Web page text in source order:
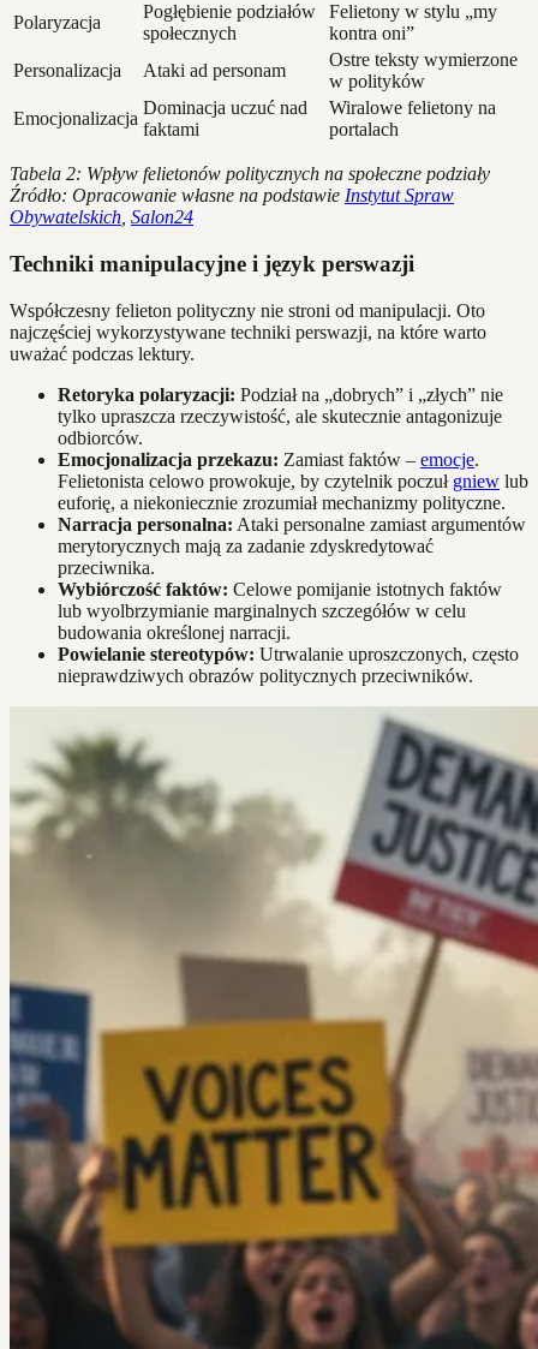
Polaryzacja
Pogłębienie podziałów
społecznych
Felietony w stylu „my
kontra oni”
Personalizacja
Ataki ad personam
Ostre teksty wymierzone
w polityków
Emocjonalizacja
Dominacja uczuć nad
faktami
Wiralowe felietony na
portalach
Tabela 2: Wpływ felietonów politycznych na społeczne podziały
Źródło: Opracowanie własne na podstawie Instytut Spraw
Obywatelskich Salon24
Techniki manipulacyjne i język perswazji
Współczesny felieton polityczny nie stroni od manipulacji. Oto
najczęściej wykorzystywane techniki perswazji, na które warto
uważać podczas lektury.
Retoryka polaryzacji: Podział na „dobrych” i „złych” nie
tylko upraszcza rzeczywistość, ale skutecznie antagonizuje
odbiorców.
Emocjonalizacja przekazu: Zamiast faktów – emocje.
Felietonista celowo prowokuje, by czytelnik poczuł gniew lub
euforię, a niekoniecznie zrozumiał mechanizmy polityczne.
Narracja personalna: Ataki personalne zamiast argumentów
merytorycznych mają za zadanie zdyskredytować
przeciwnika.
Wybiórczość faktów: Celowe pomijanie istotnych faktów
lub wyolbrzymianie marginalnych szczegółów w celu
budowania określonej narracji.
Powielanie stereotypów: Utrwalanie uproszczonych, często
nieprawdziwych obrazów politycznych przeciwników.